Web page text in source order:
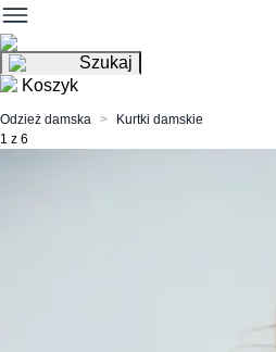
Szukaj
Koszyk
Odzież damska
Kurtki damskie
1 z 6